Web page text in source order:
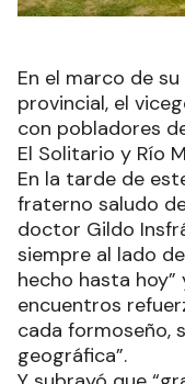
En el marco de
provincial, el
con pobladores
El Solitario y Río
En la tarde de
fraterno saludo
doctor Gildo
siempre al lado
hecho hasta
encuentros
cada formoseño,
geográfica”.